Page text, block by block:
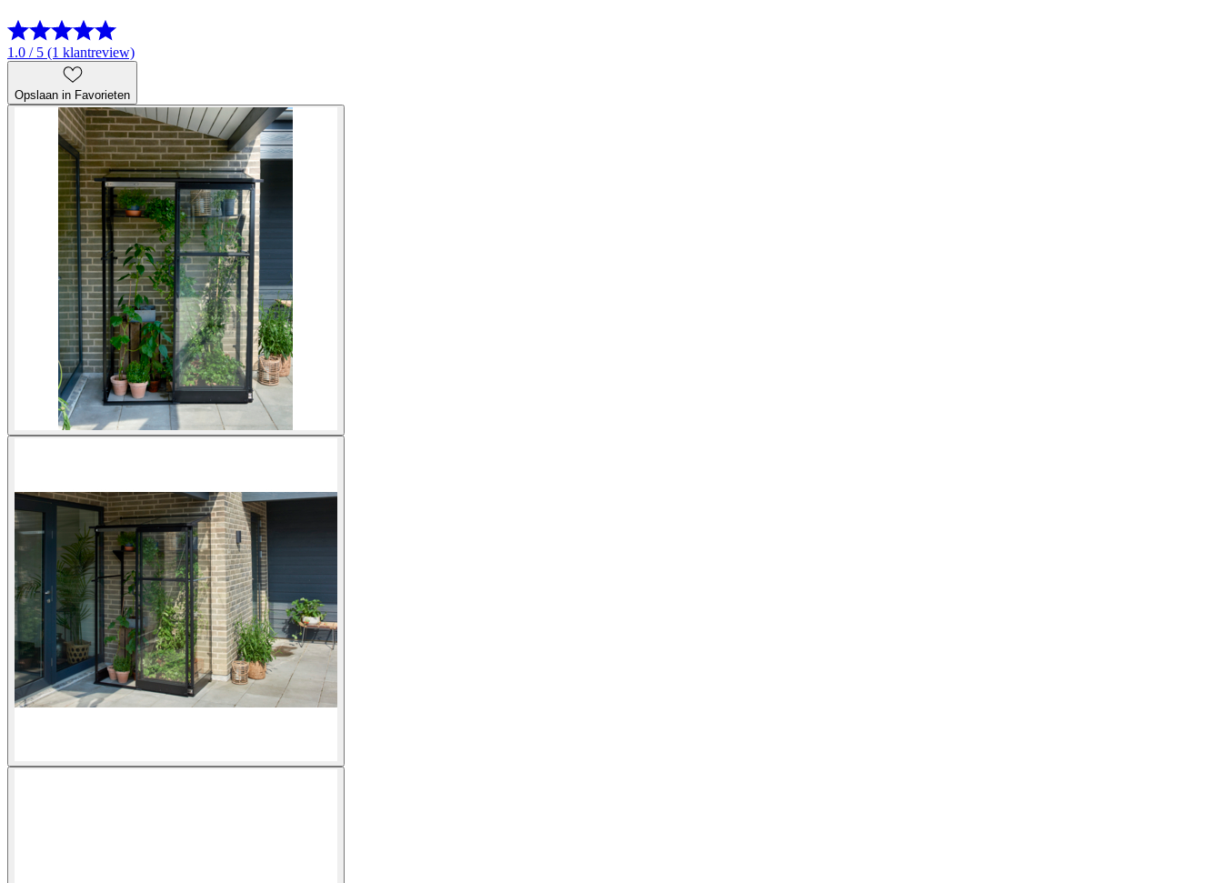
1.0 / 5 (1 klantreview)
Opslaan in Favorieten